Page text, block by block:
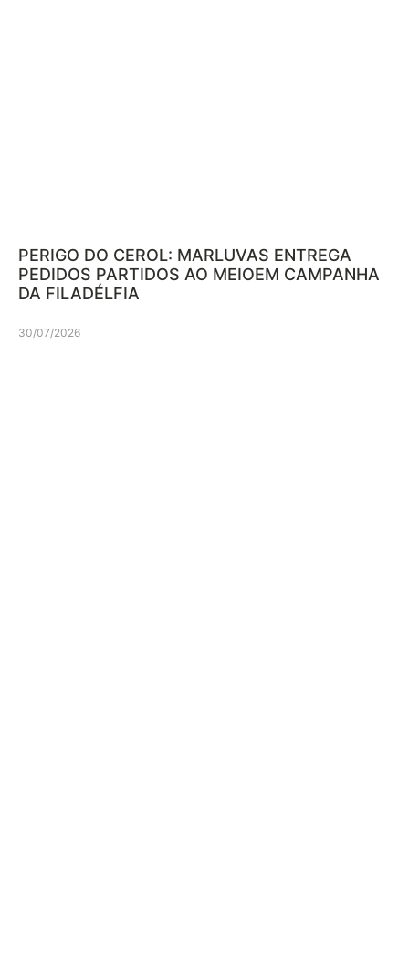
PERIGO DO CEROL: MARLUVAS ENTREGA
PEDIDOS PARTIDOS AO MEIOEM CAMPANHA
DA FILADÉLFIA
30/07/2026